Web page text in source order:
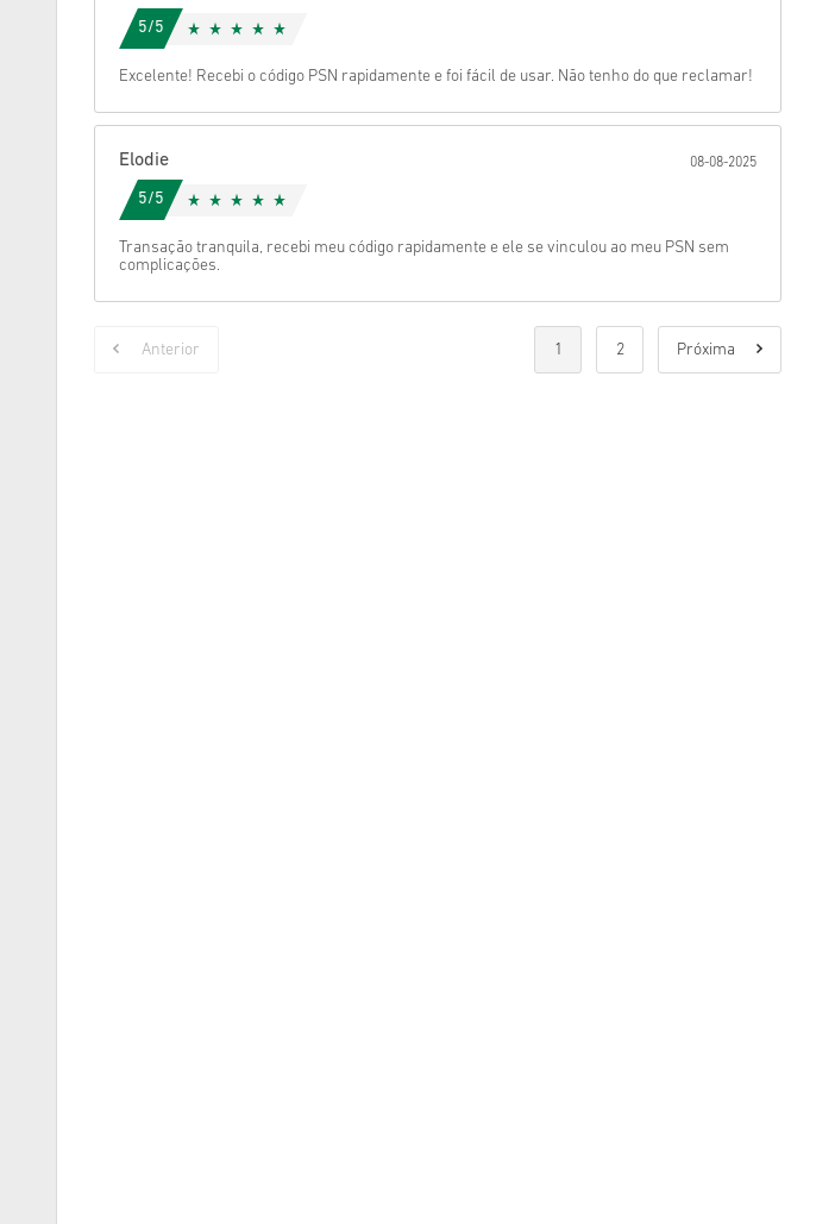
5/5
Excelente! Recebi o código PSN rapidamente e foi fácil de usar. Não tenho do que reclamar!
Elodie 08-08-2025
5/5
Transação tranquila, recebi meu código rapidamente e ele se vinculou ao meu PSN sem
complicações.
Anterior 1 2 Próxima